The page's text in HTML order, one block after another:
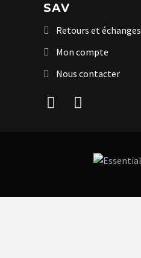
SAV
Retours et échanges
Mon compte
Nous contacter